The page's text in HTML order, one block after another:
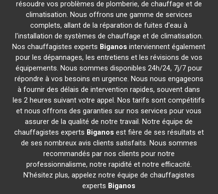
résoudre vos problèmes de plomberie, de chauffage et de
climatisation. Nous offrons une gamme de services
complets, allant de la réparation de fuites d'eau à
l'installation de systèmes de chauffage et de climatisation.
Nos chauffagistes experts Biganos interviennent également
pour les dépannages, les entretiens et les révisions de vos
équipements. Nous sommes disponibles 24h/24, 7j/7 pour
répondre à vos besoins en urgence. Nous nous engageons
à fournir des délais de intervention rapides, souvent dans
les 2 heures suivant votre appel. Nos tarifs sont compétitifs
et nous offrons des garanties sur nos services pour vous
assurer de la qualité de notre travail. Notre équipe de
chauffagistes experts Biganosest fière de ses résultats et
de ses nombreux avis clients satisfaits. Nous sommes
recommandés par nos clients pour notre
professionnalisme, notre rapidité et notre efficacité.
N'hésitez plus, appelez notre équipe de chauffagistes
experts Biganos